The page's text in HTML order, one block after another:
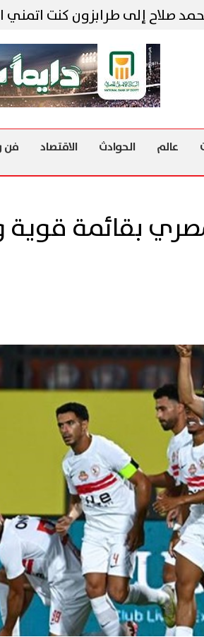
إلى طرابزون كنت اتمني
عالم الحوادث الاقتصاد فن
بقائمة